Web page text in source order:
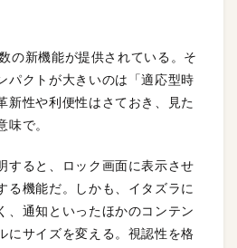
の新機能が提供されている。そ
パクトが大きいのは「適応型時
新性や利便性はさておき、見た
味で。
すると、ロック画面に表示させ
る機能だ。しかも、イタズラに
、通知といったほかのコンテン
にサイズを変える。視認性を格